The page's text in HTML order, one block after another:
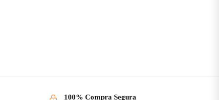
100% Compra Segura